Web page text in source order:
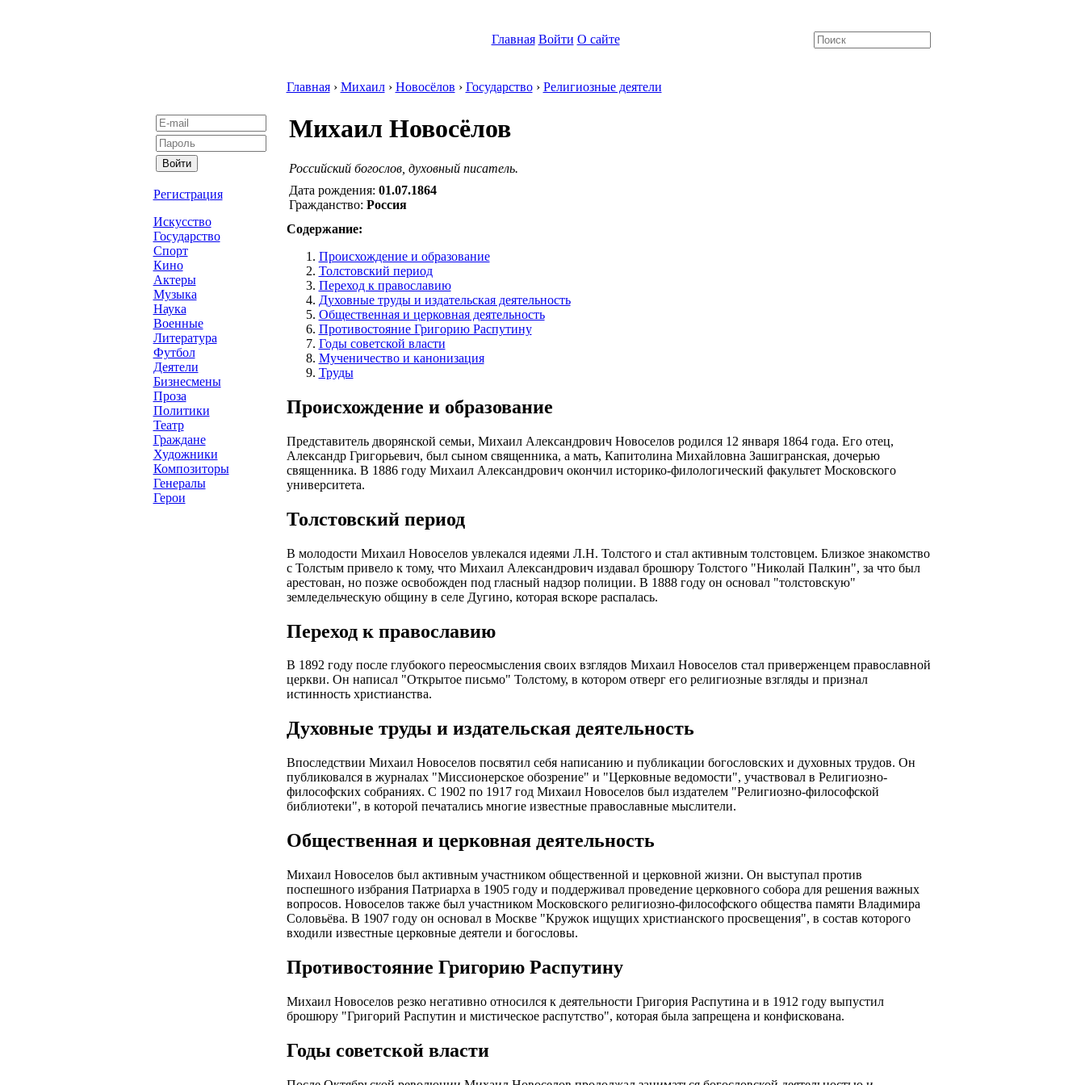
Главная Войти О сайте
Регистрация
Искусство
Государство
Спорт
Кино
Актеры
Музыка
Наука
Военные
Литература
Футбол
Деятели
Бизнесмены
Проза
Политики
Театр
Граждане
Художники
Композиторы
Генералы
Герои
Главная› Михаил› Новосёлов › Государство› Религиозные деятели
Михаил Новосёлов
Российский богослов, духовный писатель.
Дата рождения: 01.07.1864
Гражданство: Россия
Содержание:
Происхождение и образование
Толстовский период
Переход к православию
Духовные труды и издательская деятельность
Общественная и церковная деятельность
Противостояние Григорию Распутину
Годы советской власти
Мученичество и канонизация
Труды
Происхождение и образование
Представитель дворянской семьи, Михаил Александрович Новоселов родился 12 января 1864 года. Его отец,
Александр Григорьевич, был сыном священника, а мать, Капитолина Михайловна Зашигранская, дочерью
священника. В 1886 году Михаил Александрович окончил историко-филологический факультет Московского
университета.
Толстовский период
В молодости Михаил Новоселов увлекался идеями Л.Н. Толстого и стал активным толстовцем. Близкое знакомство
с Толстым привело к тому, что Михаил Александрович издавал брошюру Толстого "Николай Палкин", за что был
арестован, но позже освобожден под гласный надзор полиции. В 1888 году он основал "толстовскую"
земледельческую общину в селе Дугино, которая вскоре распалась.
Переход к православию
В 1892 году после глубокого переосмысления своих взглядов Михаил Новоселов стал приверженцем православной
церкви. Он написал "Открытое письмо" Толстому, в котором отверг его религиозные взгляды и признал
истинность христианства.
Духовные труды и издательская деятельность
Впоследствии Михаил Новоселов посвятил себя написанию и публикации богословских и духовных трудов. Он
публиковался в журналах "Миссионерское обозрение" и "Церковные ведомости", участвовал в Религиозно-
философских собраниях. С 1902 по 1917 год Михаил Новоселов был издателем "Религиозно-философской
библиотеки", в которой печатались многие известные православные мыслители.
Общественная и церковная деятельность
Михаил Новоселов был активным участником общественной и церковной жизни. Он выступал против
поспешного избрания Патриарха в 1905 году и поддерживал проведение церковного собора для решения важных
вопросов. Новоселов также был участником Московского религиозно-философского общества памяти Владимира
Соловьёва. В 1907 году он основал в Москве "Кружок ищущих христианского просвещения", в состав которого
входили известные церковные деятели и богословы.
Противостояние Григорию Распутину
Михаил Новоселов резко негативно относился к деятельности Григория Распутина и в 1912 году выпустил
брошюру "Григорий Распутин и мистическое распутство", которая была запрещена и конфискована.
Годы советской власти